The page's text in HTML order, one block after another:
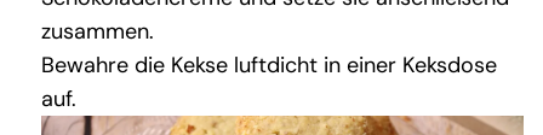
zusammen.
Bewahre die Kekse luftdicht in einer Keksdose
auf.